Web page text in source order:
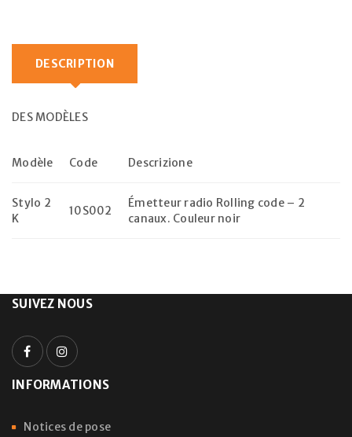
DESCRIPTION
DES MODÈLES
Modèle Code Descrizione
Stylo 2
K
10S002
Émetteur radio Rolling code – 2
canaux. Couleur noir
SUIVEZ NOUS
INFORMATIONS
Notices de pose